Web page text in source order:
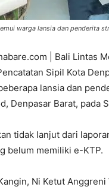
warga lansia dan penderita
| Bali Lintas
Sipil Kota
lansia dan
Denpasar Barat, pada
tidak lanjut dari
belum memiliki e-KTP.
Ni Ketut